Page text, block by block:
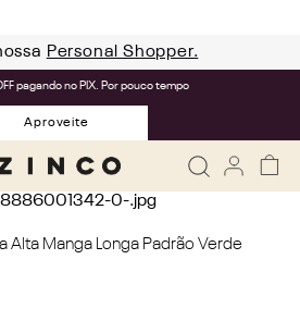
Personal Shopper.
pagando no PIX. Por pouco tempo
Aproveite
Alta Manga Longa Padrão Verde